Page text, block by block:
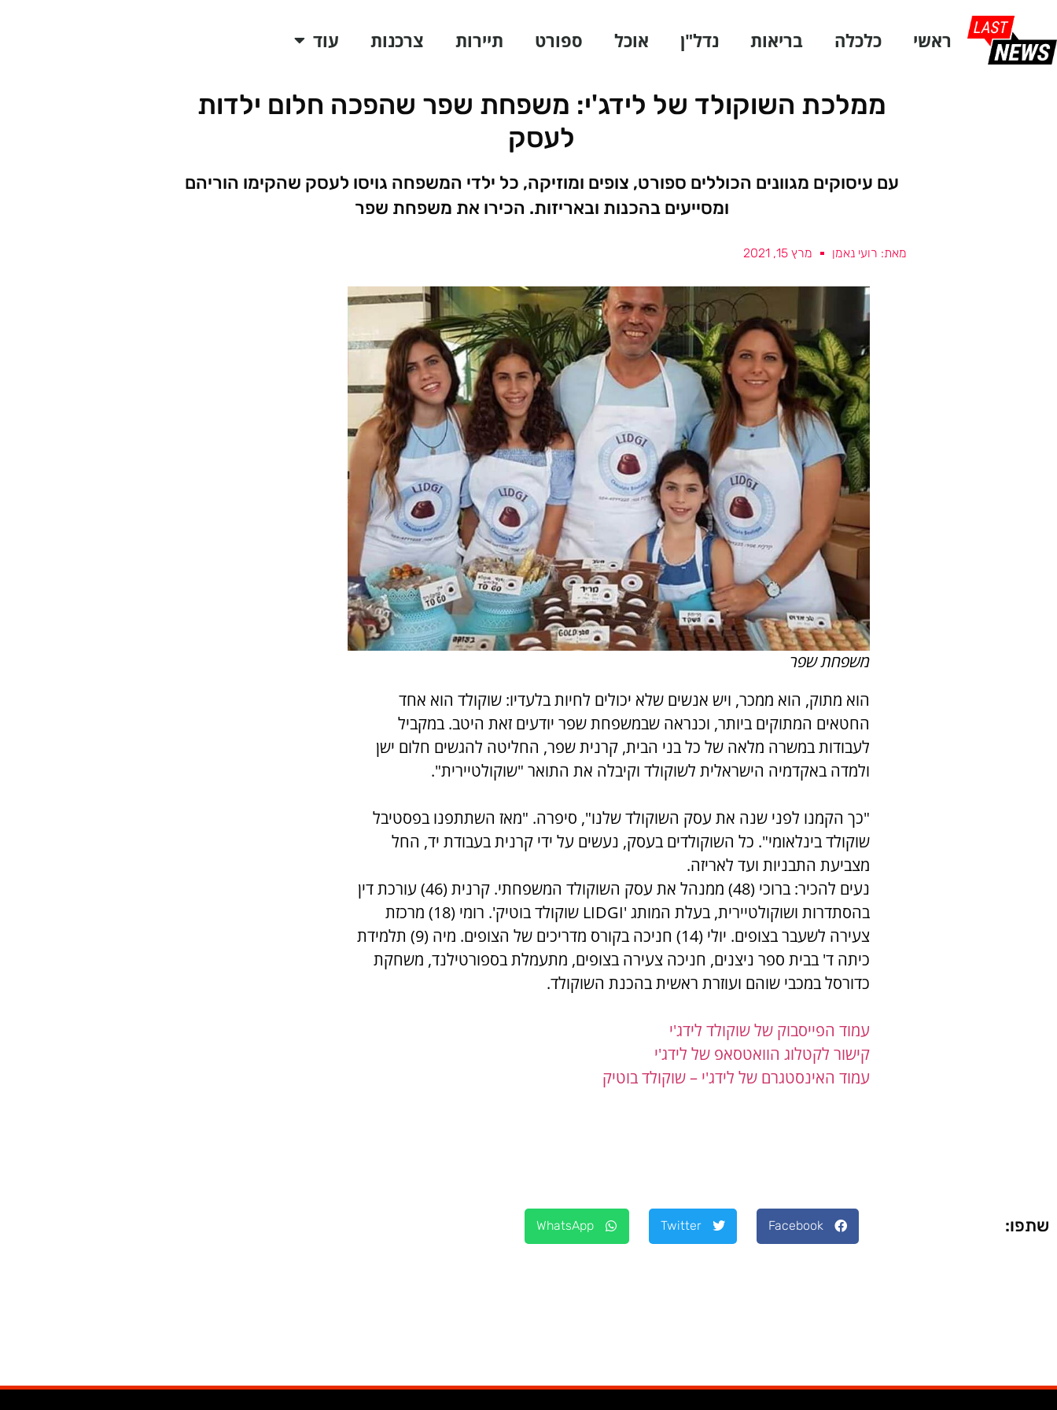
ראשי כלכלה בריאות נדל"ן אוכל ספורט תיירות צרכנות עוד
ממלכת השוקולד של לידג'י: משפחת שפר שהפכה חלום ילדות
לעסק
עם עיסוקים מגוונים הכוללים ספורט, צופים ומוזיקה, כל ילדי המשפחה גויסו לעסק שהקימו הוריהם
ומסייעים בהכנות ובאריזות. הכירו את משפחת שפר
מאת: רועי נאמן מרץ 15, 2021
משפחת שפר
הוא מתוק, הוא ממכר, ויש אנשים שלא יכולים לחיות בלעדיו: שוקולד הוא אחד
החטאים המתוקים ביותר, וכנראה שבמשפחת שפר יודעים זאת היטב. במקביל
לעבודות במשרה מלאה של כל בני הבית, קרנית שפר, החליטה להגשים חלום ישן
ולמדה באקדמיה הישראלית לשוקולד וקיבלה את התואר "שוקולטיירית".
"כך הקמנו לפני שנה את עסק השוקולד שלנו", סיפרה. "מאז השתתפנו בפסטיבל
שוקולד בינלאומי". כל השוקולדים בעסק, נעשים על ידי קרנית בעבודת יד, החל
מצביעת התבניות ועד לאריזה.
נעים להכיר: ברוכי (48) ממנהל את עסק השוקולד המשפחתי. קרנית (46) עורכת דין
בהסתדרות ושוקולטיירית, בעלת המותג 'LIDGI שוקולד בוטיק'. רומי (18) מרכזת
צעירה לשעבר בצופים. יולי (14) חניכה בקורס מדריכים של הצופים. מיה (9) תלמידת
כיתה ד' בבית ספר ניצנים, חניכה צעירה בצופים, מתעמלת בספורטילנד, משחקת
כדורסל במכבי שוהם ועוזרת ראשית בהכנת השוקולד.
עמוד הפייסבוק של שוקולד לידג'י
קישור לקטלוג הוואטסאפ של לידג'י
עמוד האינסטגרם של לידג'י – שוקולד בוטיק
שתפו: Facebook
Twitter
WhatsApp